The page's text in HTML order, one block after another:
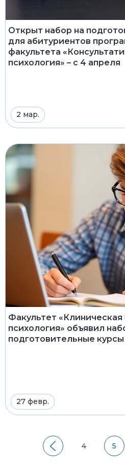
Открыт набор на
для абитуриентов
факультета
психология» – с 4 апреля
2 мар.
Факультет «Клиническая
психология» объявил
подготовительные курсы
27 февр.
4 5